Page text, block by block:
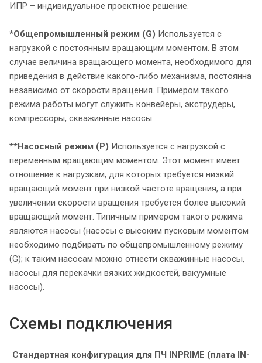
ИПР – индивидуальное проектное решение.
*Общепромышленный режим (G) Используется с
нагрузкой с постоянным вращающим моментом. В этом
случае величина вращающего момента, необходимого для
приведения в действие какого-либо механизма, постоянна
независимо от скорости вращения. Примером такого
режима работы могут служить конвейеры, экструдеры,
компрессоры, скважинные насосы.
**Насосный режим (P) Используется с нагрузкой с
переменным вращающим моментом. Этот момент имеет
отношение к нагрузкам, для которых требуется низкий
вращающий момент при низкой частоте вращения, а при
увеличении скорости вращения требуется более высокий
вращающий момент. Типичным примером такого режима
являются насосы (насосы с высоким пусковым моментом
необходимо подбирать по общепромышленному режиму
(G); к таким насосам можно отнести скважинные насосы,
насосы для перекачки вязких жидкостей, вакуумные
насосы).
Схемы подключения
Стандартная конфигурация для ПЧ INPRIME (плата IN-